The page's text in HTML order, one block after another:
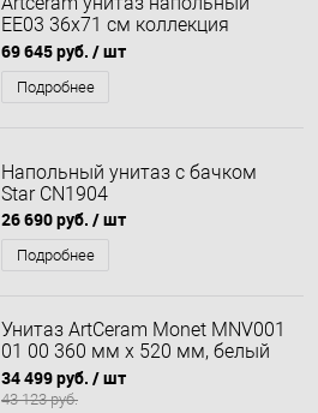
EE03 36х71 см коллекция
Hermitage
69 645 руб. / шт
Подробнее
Напольный унитаз с бачком
Star CN1904
26 690 руб. / шт
Подробнее
Унитаз ArtCeram Monet MNV001
01 00 360 мм х 520 мм, белый
глянцевый
34 499 руб. / шт
43 123 руб.